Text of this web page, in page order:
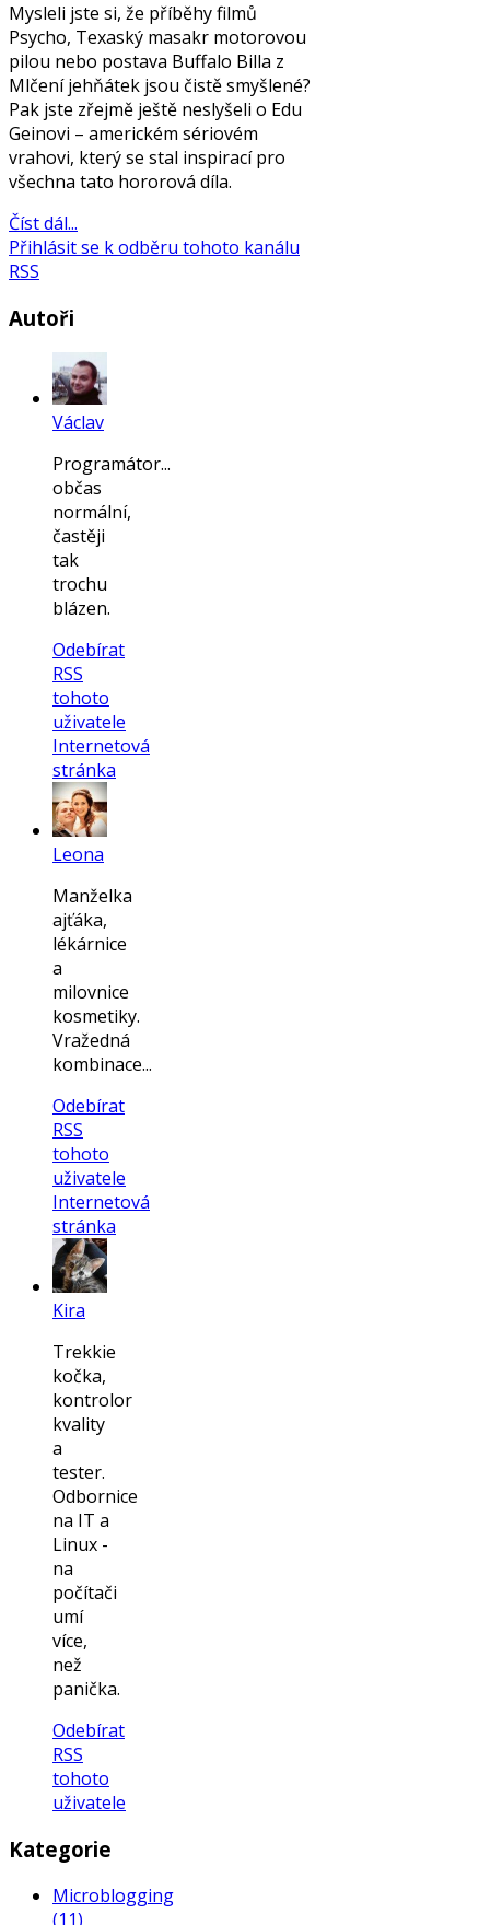
Mysleli jste si, že příběhy filmů
Psycho, Texaský masakr motorovou
pilou nebo postava Buffalo Billa z
Mlčení jehňátek jsou čistě smyšlené?
Pak jste zřejmě ještě neslyšeli o Edu
Geinovi – americkém sériovém
vrahovi, který se stal inspirací pro
všechna tato hororová díla.
Číst dál...
Přihlásit se k odběru tohoto kanálu
RSS
Autoři
Václav
Programátor...
občas
normální,
častěji
tak
trochu
blázen.
Odebírat
RSS
tohoto
uživatele
Internetová
stránka
Leona
Manželka
ajťáka,
lékárnice
a
milovnice
kosmetiky.
Vražedná
kombinace...
Odebírat
RSS
tohoto
uživatele
Internetová
stránka
Kira
Trekkie
kočka,
kontrolor
kvality
a
tester.
Odbornice
na IT a
Linux -
na
počítači
umí
více,
než
panička.
Odebírat
RSS
tohoto
uživatele
Kategorie
Microblogging
(11)